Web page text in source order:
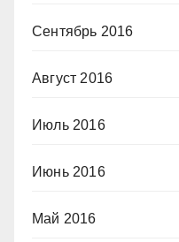
Сентябрь 2016
Август 2016
Июль 2016
Июнь 2016
Май 2016